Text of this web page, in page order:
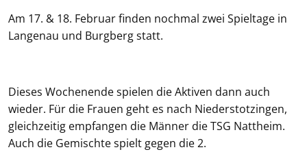
Am 17. & 18. Februar finden nochmal zwei Spieltage in
Langenau und Burgberg statt.
Dieses Wochenende spielen die Aktiven dann auch
wieder. Für die Frauen geht es nach Niederstotzingen,
gleichzeitig empfangen die Männer die TSG Nattheim.
Auch die Gemischte spielt gegen die 2.